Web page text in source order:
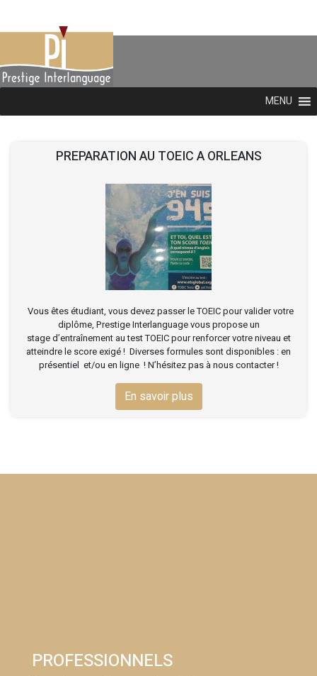
MENU
PREPARATION AU TOEIC A ORLEANS
Vous êtes étudiant, vous devez passer le TOEIC pour valider votre
diplôme, Prestige Interlanguage vous propose un
stage d’entraînement au test TOEIC pour renforcer votre niveau et
atteindre le score exigé ! Diverses formules sont disponibles : en
présentiel et/ou en ligne ! N’hésitez pas à nous contacter !
En savoir plus
PROFESSIONNELS